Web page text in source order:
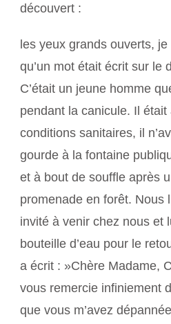
découvert :
les yeux grands ouverts,
qu’un mot était écrit sur le
C’était un jeune homme
pendant la canicule. Il
conditions sanitaires, il
gourde à la fontaine
et à bout de souffle après
promenade en forêt. Nous
invité à venir chez nous et
bouteille d’eau pour le
a écrit : »Chère Madame,
vous remercie infiniement
que vous m’avez